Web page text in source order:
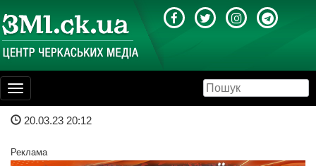
Toggle
navigation
20.03.23 20:12
Реклама